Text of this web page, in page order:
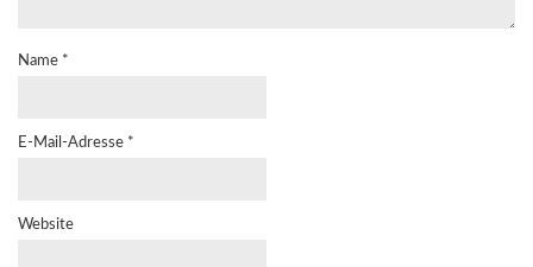
Name *
E-Mail-Adresse *
Website